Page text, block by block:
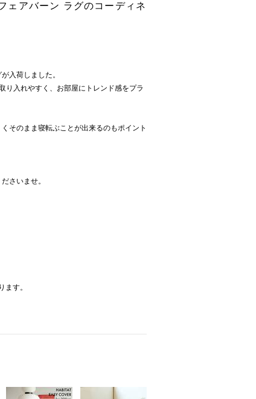
アバーン ラグのコーディネ
入荷しました。
り入れやすく、お部屋にトレンド感をプラ
そのまま寝転ぶことが出来るのもポイント
さいませ。
ます。